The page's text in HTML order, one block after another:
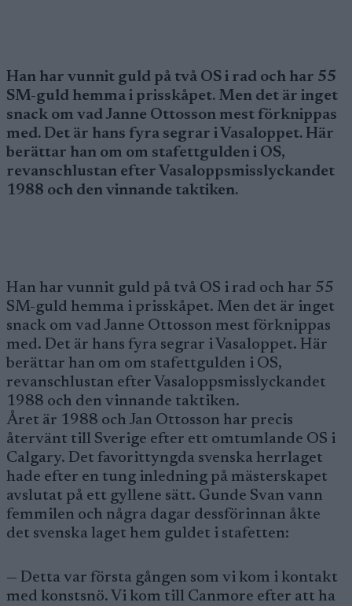
Han har vunnit guld på två OS i rad och har 55
SM-guld hemma i prisskåpet. Men det är inget
snack om vad Janne Ottosson mest förknippas
med. Det är hans fyra segrar i Vasaloppet. Här
berättar han om om stafettgulden i OS,
revanschlustan efter Vasaloppsmisslyckandet
1988 och den vinnande taktiken.
Han har vunnit guld på två OS i rad och har 55
SM-guld hemma i prisskåpet. Men det är inget
snack om vad Janne Ottosson mest förknippas
med. Det är hans fyra segrar i Vasaloppet. Här
berättar han om om stafettgulden i OS,
revanschlustan efter Vasaloppsmisslyckandet
1988 och den vinnande taktiken.
Året är 1988 och Jan Ottosson har precis
återvänt till Sverige efter ett omtumlande OS i
Calgary. Det favorittyngda svenska herrlaget
hade efter en tung inledning på mästerskapet
avslutat på ett gyllene sätt. Gunde Svan vann
femmilen och några dagar dessförinnan åkte
det svenska laget hem guldet i stafetten:
— Detta var första gången som vi kom i kontakt
med konstsnö. Vi kom till Canmore efter att ha